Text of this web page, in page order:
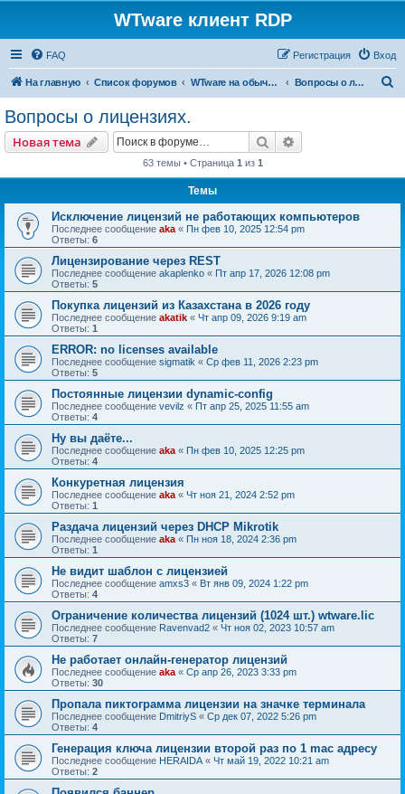
WTware клиент RDP
FAQ Вход
Регистрация
На главную Список форумов WTware на обычных x86-совместимых компьютерах (PC) Вопросы о лицензиях.
Вопросы о лицензиях.
Новая тема Поиск
63 темы • Страница 1 из 1
Темы
Исключение лицензий не работающих компьютеров
Последнее сообщение aka « Пн фев 10, 2025 12:54 pm
Ответы: 6
Лицензирование через REST
Последнее сообщение akaplenko « Пт апр 17, 2026 12:08 pm
Ответы: 5
Покупка лицензий из Казахстана в 2026 году
Последнее сообщение akatik « Чт апр 09, 2026 9:19 am
Ответы: 1
ERROR: no licenses available
Последнее сообщение sigmatik « Ср фев 11, 2026 2:23 pm
Ответы: 5
Постоянные лицензии dynamic-config
Последнее сообщение vevilz « Пт апр 25, 2025 11:55 am
Ответы: 4
Ну вы даёте...
Последнее сообщение aka « Пн фев 10, 2025 12:25 pm
Ответы: 4
Конкуретная лицензия
Последнее сообщение aka « Чт ноя 21, 2024 2:52 pm
Ответы: 1
Раздача лицензий через DHCP Mikrotik
Последнее сообщение aka « Пн ноя 18, 2024 2:36 pm
Ответы: 1
Не видит шаблон с лицензией
Последнее сообщение amxs3 « Вт янв 09, 2024 1:22 pm
Ответы: 4
Ограничение количества лицензий (1024 шт.) wtware.lic
Последнее сообщение Ravenvad2 « Чт ноя 02, 2023 10:57 am
Ответы: 7
Не работает онлайн-генератор лицензий
Последнее сообщение aka « Ср апр 26, 2023 3:33 pm
Ответы: 30
Пропала пиктограмма лицензии на значке терминала
Последнее сообщение DmitriyS « Ср дек 07, 2022 5:26 pm
Ответы: 4
Генерация ключа лицензии второй раз по 1 mac адресу
Последнее сообщение HERAIDA « Чт май 19, 2022 10:21 am
Ответы: 2